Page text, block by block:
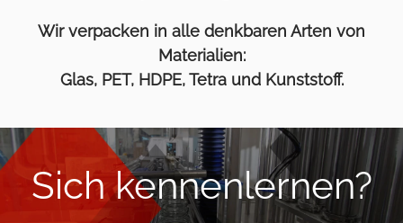
Wir verpacken in alle denkbaren Arten von
Materialien:
Glas, PET, HDPE, Tetra und Kunststoff.
Sich kennenlernen?